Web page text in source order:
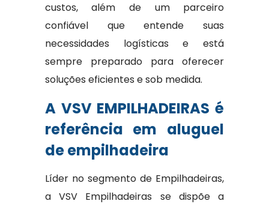
custos, além de um parceiro
confiável que entende suas
necessidades logísticas e está
sempre preparado para oferecer
soluções eficientes e sob medida.
A VSV EMPILHADEIRAS é
referência em aluguel
de empilhadeira
Líder no segmento de Empilhadeiras,
a VSV Empilhadeiras se dispõe a